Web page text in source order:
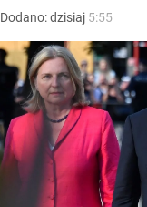
Dodano:dzisiaj 5:55